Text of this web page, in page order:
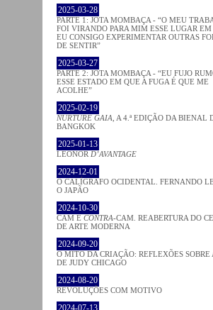
2025-03-28
PARTE 1: JOTA MOMBAÇA - “O MEU
FOI VIRANDO PARA MIM ESSE LUGAR EM
EU CONSIGO EXPERIMENTAR OUTRAS
DE SENTIR”
2025-03-27
PARTE 2: JOTA MOMBAÇA - “EU FUJO
ESSE ESTADO EM QUE A FUGA É QUE ME
ACOLHE”
2025-02-19
NURTURE GAIA , A 4.ª EDIÇÃO DA BIENAL
BANGKOK
2025-01-13
LEONOR D’AVANTAGE
2024-12-01
O CALÍGRAFO OCIDENTAL. FERNANDO
O JAPÃO
2024-10-30
CAM E CONTRA-CAM. REABERTURA DO
DE ARTE MODERNA
2024-09-20
O MITO DA CRIAÇÃO: REFLEXÕES SOBRE
DE JUDY CHICAGO
2024-08-20
REVOLUÇÕES COM MOTIVO
2024-07-13